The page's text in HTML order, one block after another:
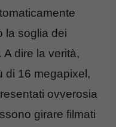
la soglia dei
dire la verità,
di 16 megapixel,
ovverosia
girare filmati